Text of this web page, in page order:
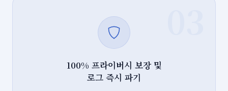
100% 프라이버시 보장 및
로그 즉시 파기